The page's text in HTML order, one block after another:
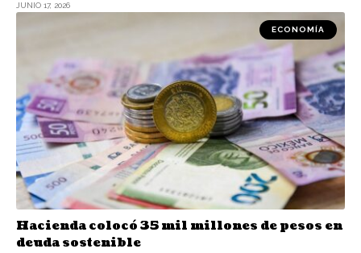
JUNIO 17, 2026
ECONOMÍA
Hacienda colocó 35 mil millones de pesos en
deuda sostenible